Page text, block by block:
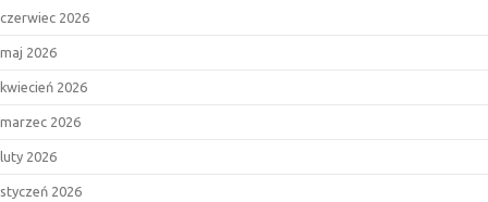
czerwiec 2026
maj 2026
kwiecień 2026
marzec 2026
luty 2026
styczeń 2026